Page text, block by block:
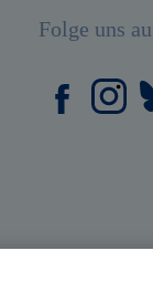
Folge uns